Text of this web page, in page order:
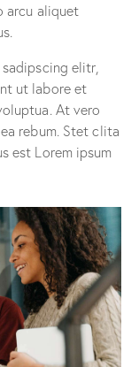
arcu aliquet
elitr,
ut labore et
At vero
rebum. Stet clita
est Lorem ipsum